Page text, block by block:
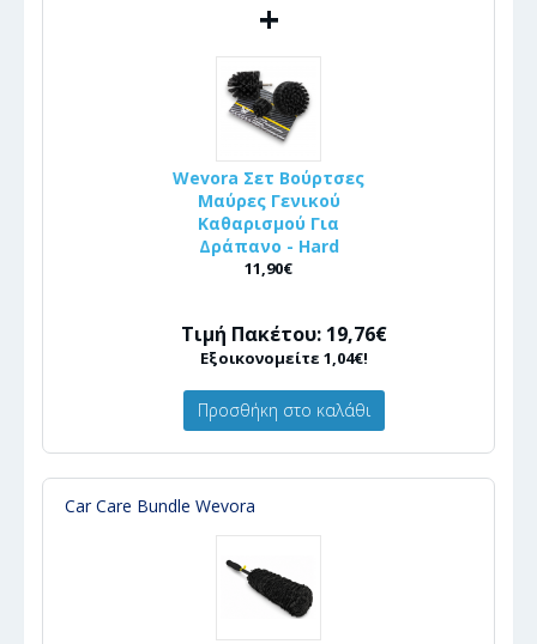
+
Wevora Σετ Βούρτσες
Μαύρες Γενικού
Καθαρισμού Για
Δράπανο - Hard
11,90€
Τιμή Πακέτου: 19,76€
Εξοικονομείτε 1,04€!
Προσθήκη στο καλάθι
Car Care Bundle Wevora